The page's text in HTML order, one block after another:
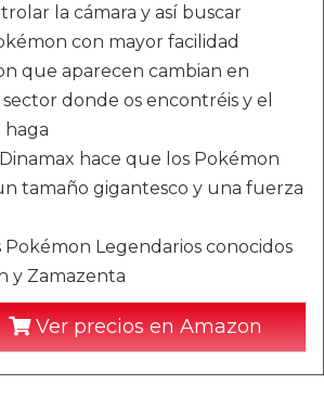
la cámara y así buscar
con mayor facilidad
que aparecen cambian en
donde os encontréis y el
hace que los Pokémon
tamaño gigantesco y una fuerza
Pokémon Legendarios conocidos
y Zamazenta
Ver precios en Amazon